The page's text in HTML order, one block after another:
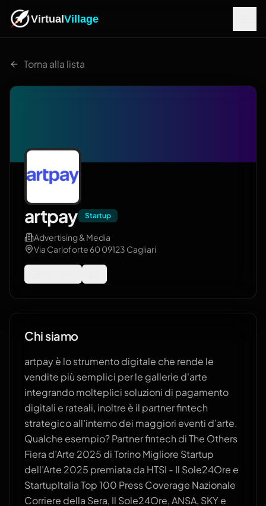
VirtualVillage
Torna alla lista
artpay Startup
Advertising & Media
Via Carloforte 60 09123 Cagliari
Chi siamo
artpay è lo strumento digitale che rende le
vendite più semplici per le gallerie d'arte
integrando molteplici soluzioni di pagamento
digitali e rateali, inoltre è il partner fintech
strategico all’interno dei maggiori eventi d’arte.
Qualche esempio? Partner fintech di The Others
Fiera d’Arte 2025 di Torino Migliore Startup
dell’Arte 2025 premiata da HTSI - Il Sole24Ore e
StartupItalia Top 100 Press Coverage Nazionale
Corriere della Sera, Il Sole24Ore, ANSA, SKY e